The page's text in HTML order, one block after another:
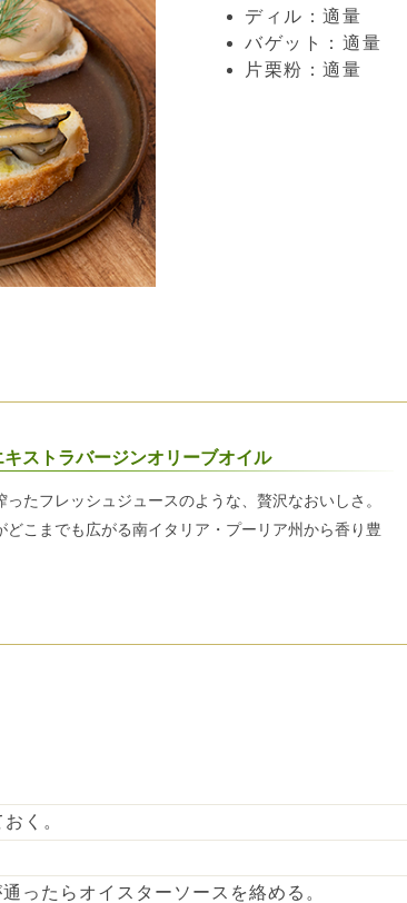
ディル：適量
バゲット：適量
片栗粉：適量
ストラバージンオリーブオイル
たフレッシュジュースのような、贅沢なおいしさ。
こまでも広がる南イタリア・プーリア州から香り豊
く。
ったらオイスターソースを絡める。